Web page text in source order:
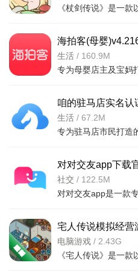
地图介绍：
海拍客(母婴
生活 / 160.9M
咱的驻马店实名认
2026手机版
生活 / 67.2M
对对交友app下载
2026安卓版
社交 / 122.5M
宅人传说模拟经营
拟经营游戏
电脑游戏 / 2.43G